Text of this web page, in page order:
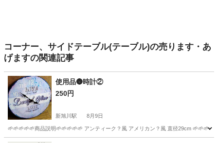
コーナー、サイドテーブル(テーブル)の売ります・あ
げますの関連記事
使用品🌚時計②
250円
新旭川駅 8月9日
🌱🌱🌱🌱🌱商品説明🌱🌱🌱🌱🌱 アンティーク？風 アメリカン？風 直径29cm